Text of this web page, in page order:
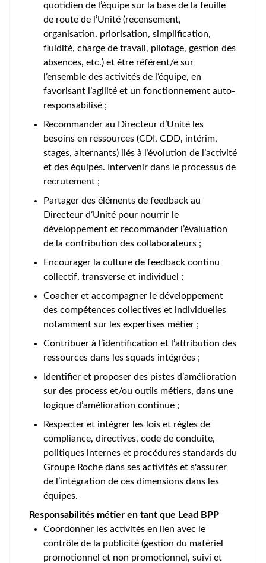
quotidien de l’équipe sur la base de la feuille
de route de l’Unité (recensement,
organisation, priorisation, simplification,
fluidité, charge de travail, pilotage, gestion des
absences, etc.) et être référent/e sur
l’ensemble des activités de l’équipe, en
favorisant l’agilité et un fonctionnement auto-
responsabilisé ;
Recommander au Directeur d’Unité les
besoins en ressources (CDI, CDD, intérim,
stages, alternants) liés à l’évolution de l’activité
et des équipes. Intervenir dans le processus de
recrutement ;
Partager des éléments de feedback au
Directeur d’Unité pour nourrir le
développement et recommander l’évaluation
de la contribution des collaborateurs ;
Encourager la culture de feedback continu
collectif, transverse et individuel ;
Coacher et accompagner le développement
des compétences collectives et individuelles
notamment sur les expertises métier ;
Contribuer à l’identification et l’attribution des
ressources dans les squads intégrées ;
Identifier et proposer des pistes d’amélioration
sur des process et/ou outils métiers, dans une
logique d’amélioration continue ;
Respecter et intégrer les lois et règles de
compliance, directives, code de conduite,
politiques internes et procédures standards du
Groupe Roche dans ses activités et s'assurer
de l’intégration de ces dimensions dans les
équipes.
Responsabilités métier en tant que Lead BPP
Coordonner les activités en lien avec le
contrôle de la publicité (gestion du matériel
promotionnel et non promotionnel, suivi et